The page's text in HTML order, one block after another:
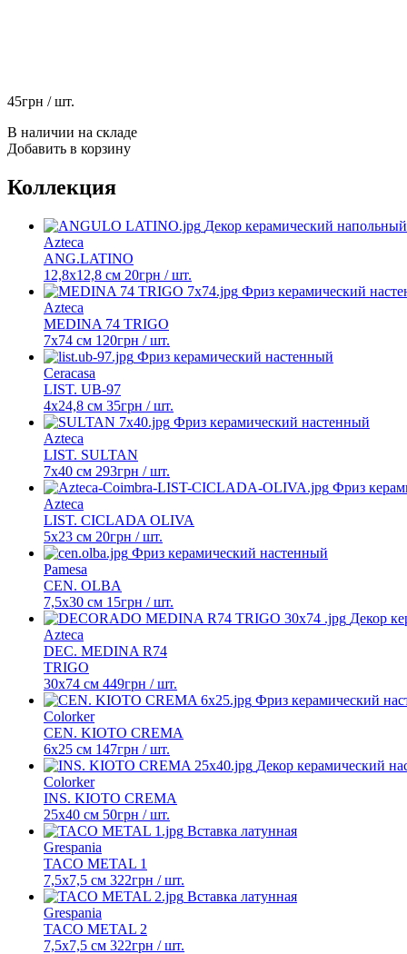
45грн / шт.
В наличии на складе
Добавить в корзину
Коллекция
Декор керамический напольный
Azteca
ANG.LATINO
12,8x12,8 см 20грн / шт.
Фриз керамический
Azteca
MEDINA 74 TRIGO
7х74 см 120грн / шт.
Фриз керамический настенный
Ceracasa
LIST. UB-97
4x24,8 см 35грн / шт.
Фриз керамический настенный
Azteca
LIST. SULTAN
7x40 см 293грн / шт.
Фриз
Azteca
LIST. CICLADA OLIVA
5x23 см 20грн / шт.
Фриз керамический настенный
Pamesa
CEN. OLBA
7,5x30 см 15грн / шт.
Декор
Azteca
DEC. MEDINA R74
TRIGO
30x74 см 449грн / шт.
Фриз керамический
Colorker
CEN. KIOTO CREMA
6x25 см 147грн / шт.
Декор керамический
Colorker
INS. KIOTO CREMA
25x40 см 50грн / шт.
Вставка латунная
Grespania
TACO METAL 1
7,5x7,5 см 322грн / шт.
Вставка латунная
Grespania
TACO METAL 2
7,5x7,5 см 322грн / шт.